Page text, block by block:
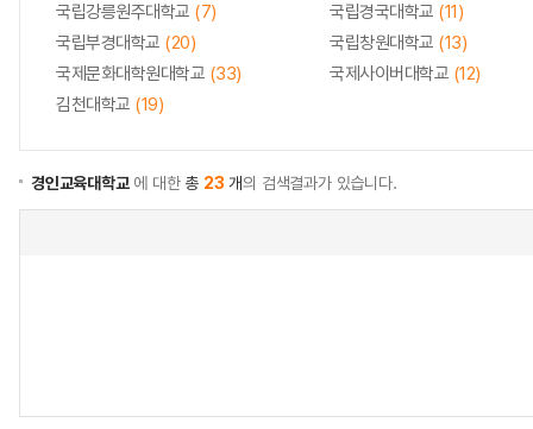
국립강릉원주대학교 (7) 국립경국대학교 (11)
국립부경대학교 (20) 국립창원대학교 (13)
국제문화대학원대학교 (33) 국제사이버대학교 (12)
김천대학교 (19)
경인교육대학교에 대한총 23 개의 검색결과가 있습니다.